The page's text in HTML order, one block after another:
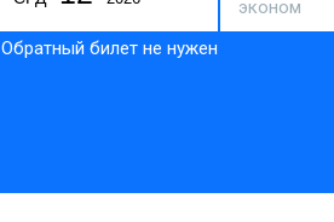
эконом
Обратный билет не нужен